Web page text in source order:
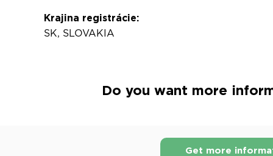
Krajina registrácie:
SK, SLOVAKIA
Do you want more
Get more